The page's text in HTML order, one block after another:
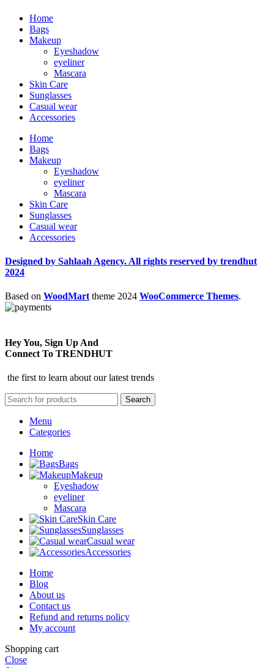
Home
Bags
Makeup
Eyeshadow
eyeliner
Mascara
Skin Care
Sunglasses
Casual wear
Accessories
Home
Bags
Makeup
Eyeshadow
eyeliner
Mascara
Skin Care
Sunglasses
Casual wear
Accessories
Designed by Sahlaah Agency. All rights reserved by trendhut
2024
Based on WoodMart theme 2024 WooCommerce Themes.
Hey You, Sign Up And
Connect To TRENDHUT
the first to learn about our latest trends
Search
Menu
Categories
Home
Bags
Makeup
Eyeshadow
eyeliner
Mascara
Skin Care
Sunglasses
Casual wear
Accessories
Home
Blog
About us
Contact us
Refund and returns policy
My account
Shopping cart
Close